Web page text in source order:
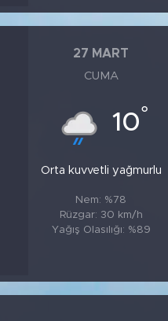
27 MART
CUMA
10°
Orta kuvvetli yağmurlu
Nem: %78
Rüzgar: 30 km/h
Yağış Olasılığı: %89